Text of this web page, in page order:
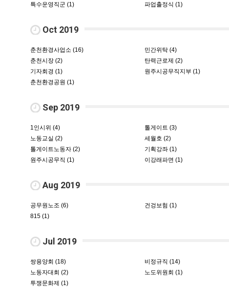
특수운영직군 (1)
파업출정식 (1)
Oct 2019
춘천환경사업소 (16) 민간위탁 (4)
춘천시장 (2)
탄력근로제 (2)
기자회경 (1)
원주시공무직지부 (1)
춘천환경공원 (1)
Sep 2019
1인시위 (4) 톨게이트 (3)
노동교실 (2)
세월호 (2)
톨게이트노동자 (2)
기획강좌 (1)
원주시공무직 (1)
이강래파면 (1)
Aug 2019
공무원노조 (6) 건겅보험 (1)
815 (1)
Jul 2019
쌍용양회 (18) 비정규직 (14)
노동자대회 (2)
노도위원회 (1)
투쟁문화제 (1)